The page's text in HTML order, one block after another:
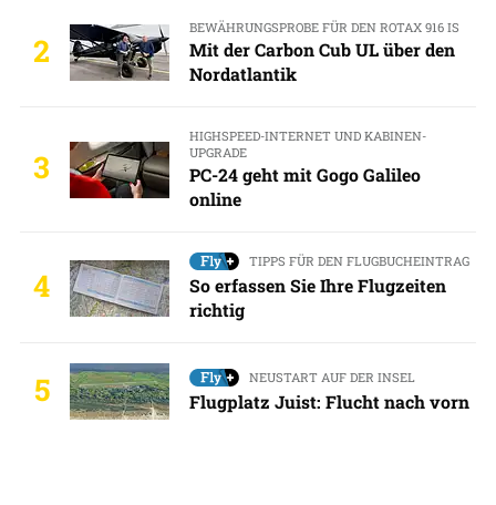
2
BEWÄHRUNGSPROBE FÜR DEN ROTAX 916 IS
Mit der Carbon Cub UL über den
Nordatlantik
3
HIGHSPEED-INTERNET UND KABINEN-
UPGRADE
PC-24 geht mit Gogo Galileo
online
4
TIPPS FÜR DEN FLUGBUCHEINTRAG
So erfassen Sie Ihre Flugzeiten
richtig
5 NEUSTART AUF DER INSEL
Flugplatz Juist: Flucht nach vorn